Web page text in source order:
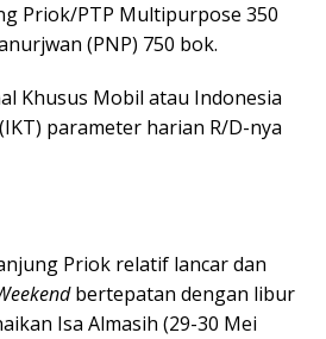
Priok/PTP Multipurpose 350
(PNP) 750 bok.
Khusus Mobil atau Indonesia
parameter harian R/D-nya
Priok relatif lancar dan
bertepatan dengan libur
Isa Almasih (29-30 Mei